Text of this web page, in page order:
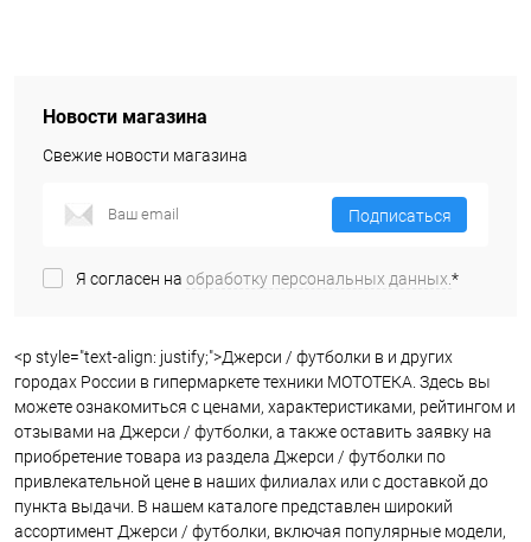
Новости магазина
Свежие новости магазина
Подписаться
Я согласен на обработку персональных данных.*
<p style="text-align: justify;">Джерси / футболки в и других
городах России в гипермаркете техники МОТОТЕКА. Здесь вы
можете ознакомиться с ценами, характеристиками, рейтингом и
отзывами на Джерси / футболки, а также оставить заявку на
приобретение товара из раздела Джерси / футболки по
привлекательной цене в наших филиалах или с доставкой до
пункта выдачи. В нашем каталоге представлен широкий
ассортимент Джерси / футболки, включая популярные модели,